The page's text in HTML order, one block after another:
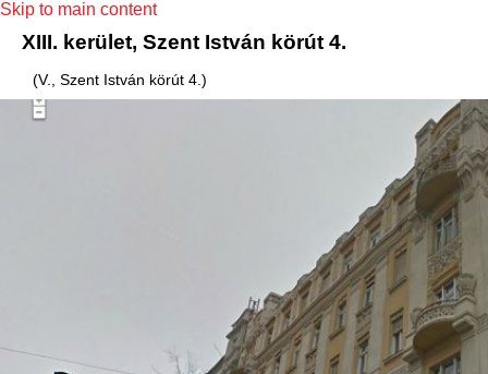
Skip to main content
XIII. kerület, Szent István körút 4.
(V., Szent István körút 4.)